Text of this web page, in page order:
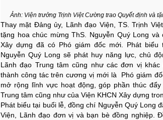
Ảnh: Viện trưởng Trịnh Việt Cường trao Quyết định và
Thay mặt Đảng ủy, Lãnh đạo Viện, TS. Trịnh
tặng hoa chúc mừng ThS. Nguyễn Quý Long
Xây dựng đã có Phó giám đốc mới. Phát biểu
Nguyễn Quý Long sẽ phát huy năng lực, chủ
Lãnh đạo Trung tâm cũng như các đơn vị
thành công tác trên cương vị mới là Phó giám
mở rộng lĩnh vực hoạt động, góp phần thúc
Trung tâm cũng như của Viện KHCN Xây dựng
Phát biểu tại buổi lễ, đồng chí Nguyễn Quý Long
Viện, Lãnh đạo đơn vị và bạn bè đồng nghiệp.